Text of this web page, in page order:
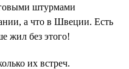
штурмами
а что в Швеции. Есть
жил без этого!
их встреч.